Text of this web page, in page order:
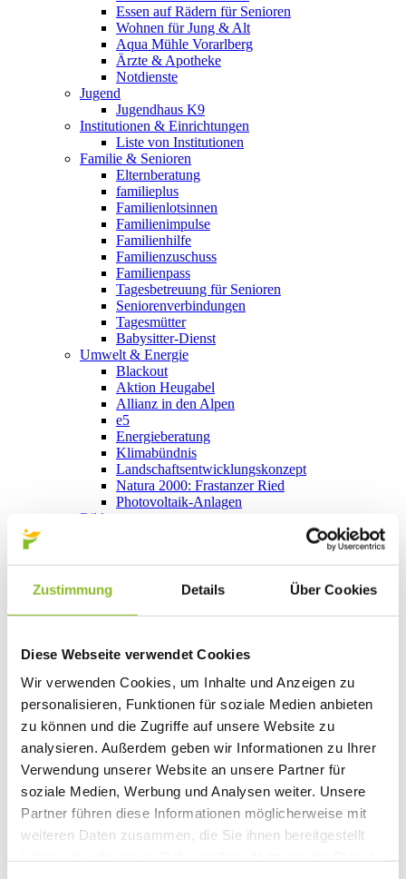
Zustimmung Details Über Cookies
Diese Webseite verwendet Cookies
Wir verwenden Cookies, um Inhalte und Anzeigen zu
personalisieren, Funktionen für soziale Medien anbieten
zu können und die Zugriffe auf unsere Website zu
analysieren. Außerdem geben wir Informationen zu Ihrer
Verwendung unserer Website an unsere Partner für
soziale Medien, Werbung und Analysen weiter. Unsere
Partner führen diese Informationen möglicherweise mit
weiteren Daten zusammen, die Sie ihnen bereitgestellt
Essen auf Rädern für Senioren
Wohnen für Jung & Alt
Aqua Mühle Vorarlberg
Ärzte & Apotheke
Notdienste
Jugend
Jugendhaus K9
Institutionen & Einrichtungen
Liste von Institutionen
Familie & Senioren
Elternberatung
familieplus
Familienlotsinnen
Familienimpulse
Familienhilfe
Familienzuschuss
Familienpass
Tagesbetreuung für Senioren
Seniorenverbindungen
Tagesmütter
Babysitter-Dienst
Umwelt & Energie
Blackout
Aktion Heugabel
Allianz in den Alpen
e5
Energieberatung
Klimabündnis
Landschaftsentwicklungskonzept
Natura 2000: Frastanzer Ried
Photovoltaik-Anlagen
Bildung
Schulen
Anmeldungen
Bücherschränke
Freizeit
Vorarlberger Museumswelt
Tabakausstellung
Kino vor Ort
Bibliothek
Gastronomie
Essen und Trinken in Frastanz
Sport
Naturbad Untere Au
Schwimmbad Felsenau
Wandern in Frastanz
Schilift Bazora
Spiel- und Sportstätten